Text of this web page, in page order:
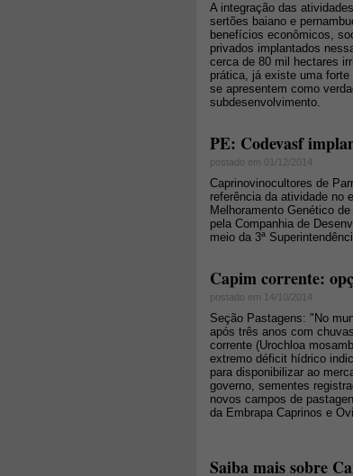
A integração das
sertões baiano e
benefícios econômicos,
privados implantados
cerca de 80 mil hectares
prática, já existe uma
se apresentem como
subdesenvolvimento.
PE: Codevasf
postado em 01/12/2014
Caprinovinocultores de
referência da atividade no
Melhoramento Genético
pela Companhia de
meio da 3ª
Capim corrente:
postado em 14/10/2014
Seção Pastagens: "No
após três anos com
corrente (Urochloa
extremo déficit hídrico
para disponibilizar ao
governo, sementes
novos campos de
da Embrapa Caprinos e
Saiba mais sobre